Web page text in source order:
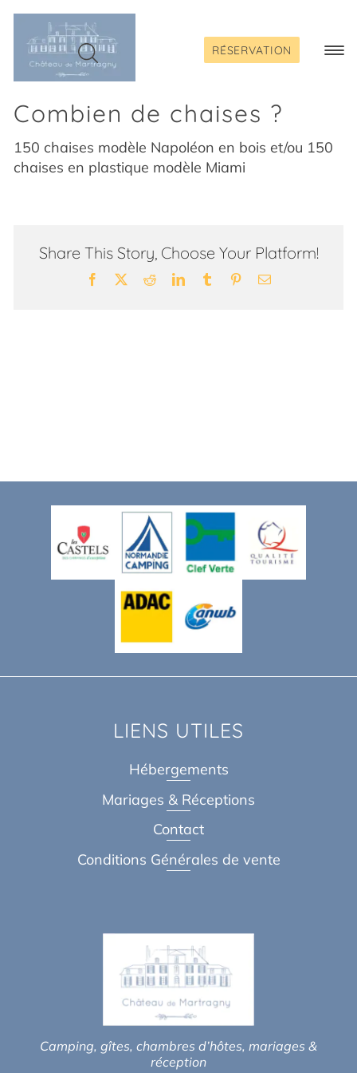
Passer
contenu
RÉSERVATION
Combien de chaises ?
150 chaises modèle Napoléon en bois et/ou 150
chaises en plastique modèle Miami
Share This Story, Choose Your Platform!
Facebook RedditLinkedInTumblr PinterestEmail
LIENS UTILES
Hébergements
Mariages & Réceptions
Contact
Conditions Générales de vente
Camping, gîtes, chambres d’hôtes, mariages &
réception